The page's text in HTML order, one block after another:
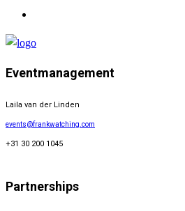
Eventmanagement
Laila van der Linden
events@frankwatching.com
+31 30 200 1045
Partnerships